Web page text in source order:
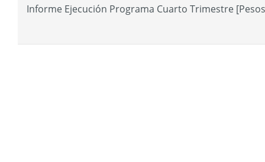
Informe Ejecución Programa Cuarto Trimestre